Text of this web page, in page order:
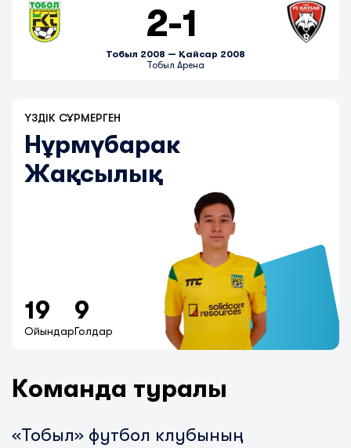
2-1
Тобыл 2008 — Қайсар 2008
Тобыл Арена
ҮЗДІК СҰРМЕРГЕН
Нұрмүбарак
Жақсылық
19
Ойындар
9
Голдар
Команда туралы
«Тобыл» футбол клубының